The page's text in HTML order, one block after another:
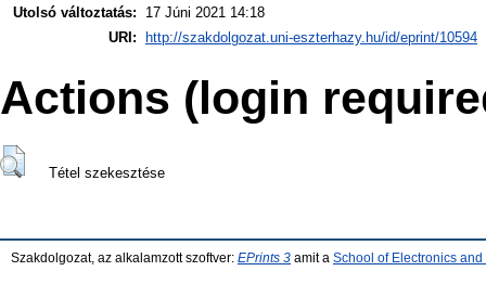
Utolsó változtatás:
17 Júni 2021 14:18
URI:
http://szakdolgozat.uni-eszterhazy.hu/id/eprint/10594
Actions (login
Tétel szekesztése
Szakdolgozat, az alkalamzott szoftver: EPrints 3 amit a School of Electronics